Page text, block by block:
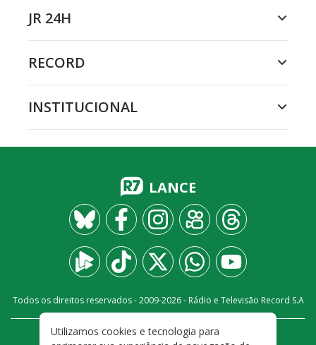
JR 24H
RECORD
INSTITUCIONAL
LANCE
Todos os direitos reservados - 2009-2026- Rádio e Televisão Record S.A
FALE CONOSCO PRIVACIDADE
Utilizamos cookies e tecnologia para